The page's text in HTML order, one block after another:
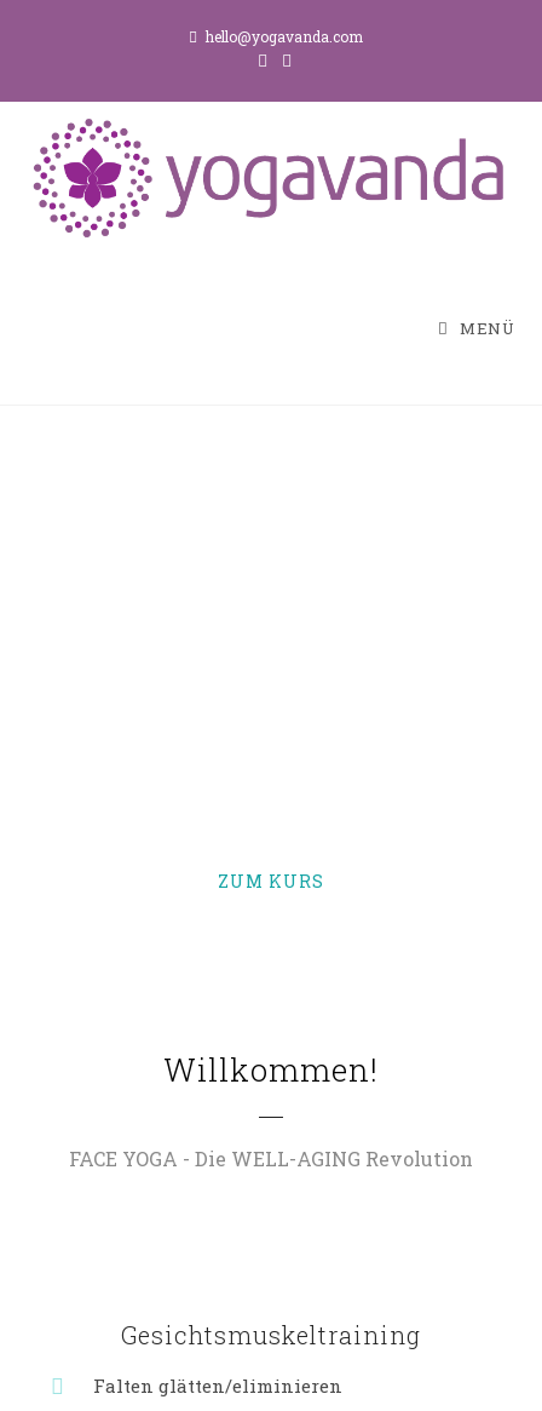
hello@yogavanda.com
MENÜ
ZUM KURS
Willkommen!
FACE YOGA - Die WELL-AGING Revolution
Gesichtsmuskeltraining
Falten glätten/eliminieren